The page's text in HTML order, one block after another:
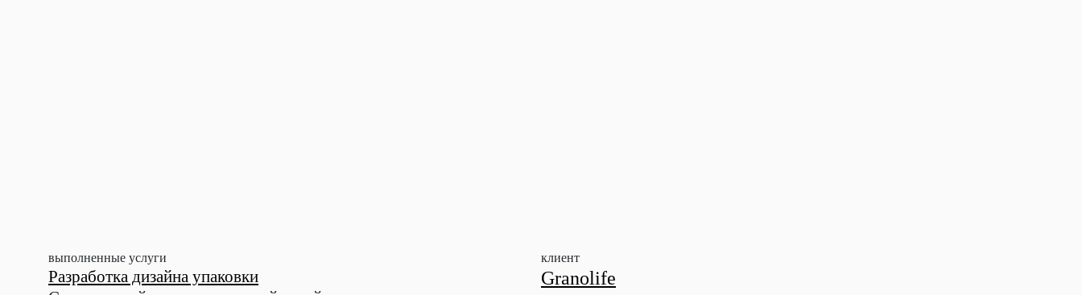
выполненные услуги
Разработка дизайна упаковки
клиент
Granolife